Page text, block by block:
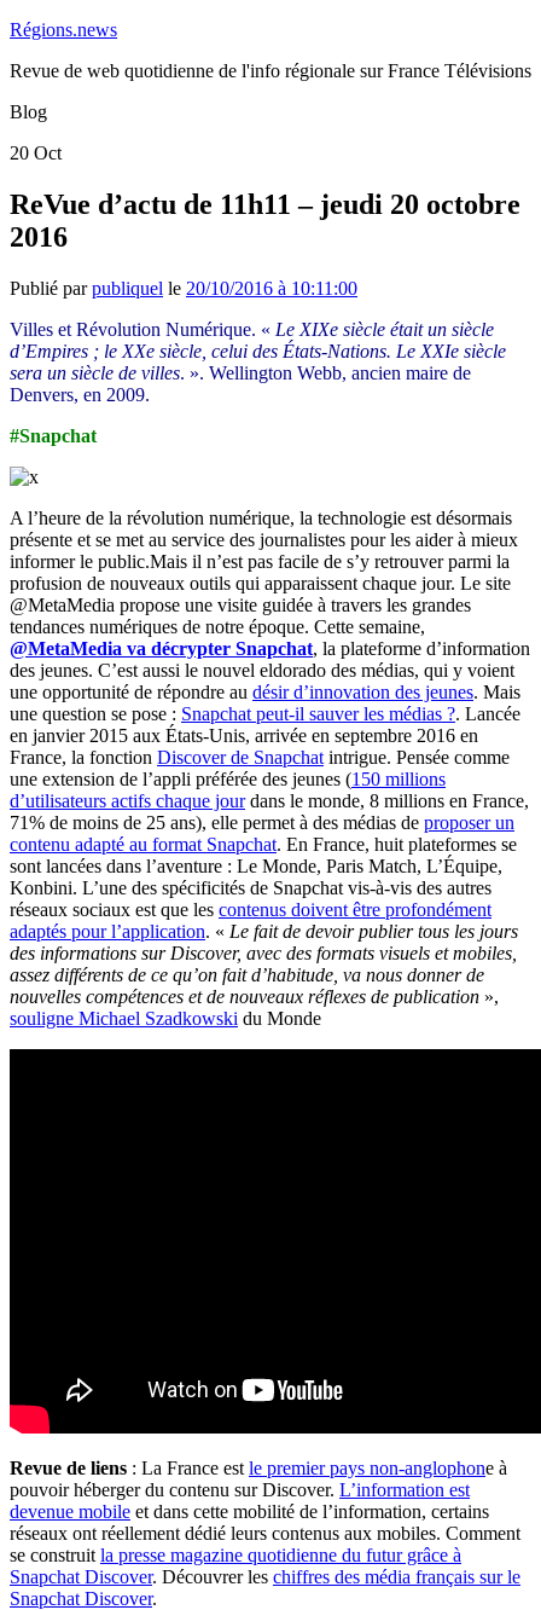
Régions.news
Revue de web quotidienne de l'info régionale sur France Télévisions
Blog
20 Oct
ReVue d’actu de 11h11 – jeudi 20 octobre
2016
Publié parpubliquel le 20/10/2016 à 10:11:00
Villes et Révolution Numérique. « Le XIXe siècle était un siècle
d’Empires ; le XXe siècle, celui des États-Nations. Le XXIe siècle
sera un siècle de villes. ». Wellington Webb, ancien maire de
Denvers, en 2009.
#Snapchat
A l’heure de la révolution numérique, la technologie est désormais
présente et se met au service des journalistes pour les aider à mieux
informer le public.Mais il n’est pas facile de s’y retrouver parmi la
profusion de nouveaux outils qui apparaissent chaque jour. Le site
@MetaMedia propose une visite guidée à travers les grandes
tendances numériques de notre époque. Cette semaine,
@MetaMedia va décrypter Snapchat, la plateforme d’information
des jeunes. C’est aussi le nouvel eldorado des médias, qui y voient
une opportunité de répondre au désir d’innovation des jeunes. Mais
une question se pose : Snapchat peut-il sauver les médias ?. Lancée
en janvier 2015 aux États-Unis, arrivée en septembre 2016 en
France, la fonction Discover de Snapchat intrigue. Pensée comme
une extension de l’appli préférée des jeunes (150 millions
d’utilisateurs actifs chaque jourdans le monde, 8 millions en France,
71% de moins de 25 ans), elle permet à des médias de proposer un
contenu adapté au format Snapchat. En France, huit plateformes se
sont lancées dans l’aventure : Le Monde, Paris Match, L’Équipe,
Konbini. L’une des spécificités de Snapchat vis-à-vis des autres
réseaux sociaux est que les contenus doivent être profondément
adaptés pour l’application. « Le fait de devoir publier tous les jours
des informations sur Discover, avec des formats visuels et mobiles,
assez différents de ce qu’on fait d’habitude, va nous donner de
nouvelles compétences et de nouveaux réflexes de publication »,
souligne Michael Szadkowski du Monde
Revue de liens : La France est le premier pays non-anglophone à
pouvoir héberger du contenu sur Discover. L’information est
devenue mobile et dans cette mobilité de l’information, certains
réseaux ont réellement dédié leurs contenus aux mobiles. Comment
se construit la presse magazine quotidienne du futur grâce à
Snapchat Discover. Découvrer les chiffres des média français sur le
Snapchat Discover.